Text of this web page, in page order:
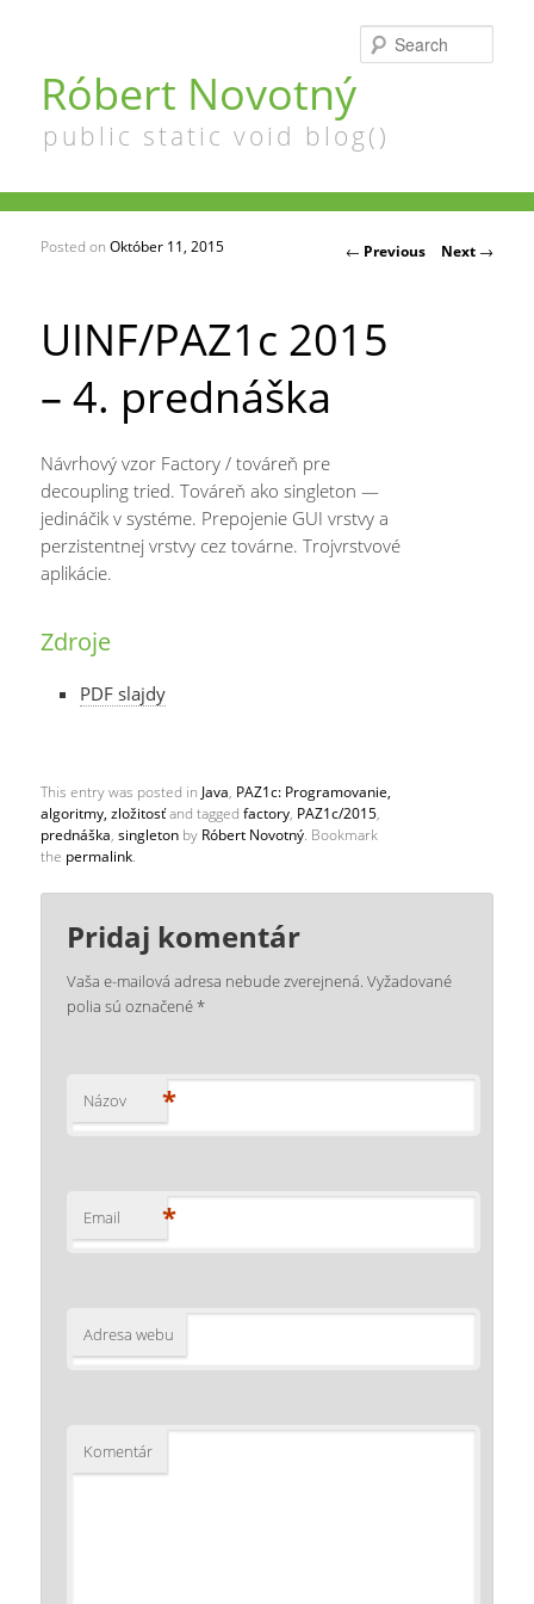
Róbert Novotný
public static void blog()
Post navigation
← Previous Next →
UINF/PAZ1c 2015
– 4. prednáška
Posted onOktóber 11, 2015
Návrhový vzor Factory / továreň pre
decoupling tried. Továreň ako singleton —
jedináčik v systéme. Prepojenie GUI vrstvy a
perzistentnej vrstvy cez továrne. Trojvrstvové
aplikácie.
Zdroje
PDF slajdy
This entry was posted in Java, PAZ1c: Programovanie,
algoritmy, zložitosťand taggedfactory, PAZ1c/2015,
prednáška,singleton by Róbert Novotný. Bookmark
the permalink.
Pridaj komentár
Vaša e-mailová adresa nebude zverejnená. Vyžadované
polia sú označené*
Názov *
Email *
Adresa webu
Komentár